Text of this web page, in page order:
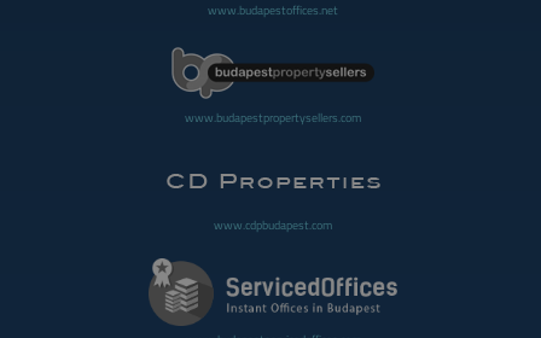
www.budapestoffices.net
www.budapestpropertysellers.com
www.cdpbudapest.com